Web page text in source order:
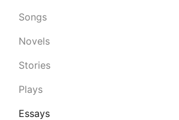
Songs
Novels
Stories
Plays
Essays